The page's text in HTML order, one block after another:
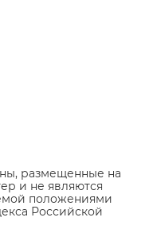
размещенные на
и не являются
положениями
Российской